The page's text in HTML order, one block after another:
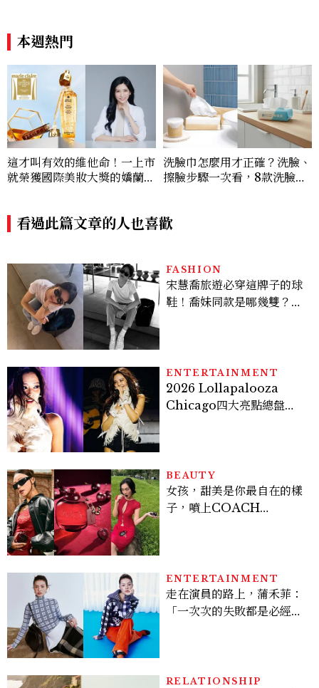
本週熱門
這才叫有效的維他命！一上市
就榮獲國際美妝大獎的嬌蘭
級安瓶，過勞肌也能變回蜜光
洗臉巾怎麼用才正確？洗臉、
擦臉步驟一次看，8款洗臉巾
看過此篇文章的人也喜歡
FASHION
宋慧喬旅遊必穿這牌子的球
鞋！喬妹同款是哪幾雙？
ENTERTAINMENT
2026 Lollapalooza
Chicago四大亮點總盤
BEAUTY
女孩，甜美是你最自在的樣
子，噴上COACH
ENTERTAINMENT
走在演員的路上，蒲禾菲：
「一次次的失敗都是必經過
RELATIONSHIP